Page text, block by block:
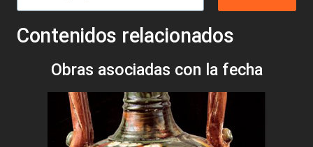
Contenidos relacionados
Obras asociadas con la fecha